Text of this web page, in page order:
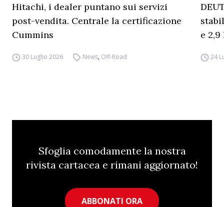
Hitachi, i dealer puntano sui servizi
post-vendita. Centrale la certificazione
Cummins
30 Luglio 2026 News, Off-Road
e
24
Sfoglia comodamente la nostra
rivista cartacea e rimani aggiornato!
ABBONATI ORA